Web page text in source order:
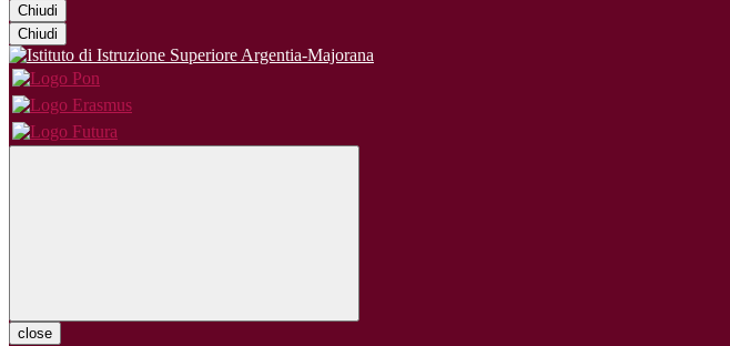
Chiudi
Chiudi
close